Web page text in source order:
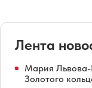
Лента
Мария Львова-
Золотого